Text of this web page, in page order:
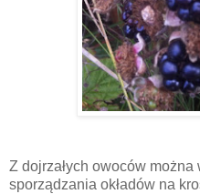
Z dojrzałych owoców
sporządzania okładów na